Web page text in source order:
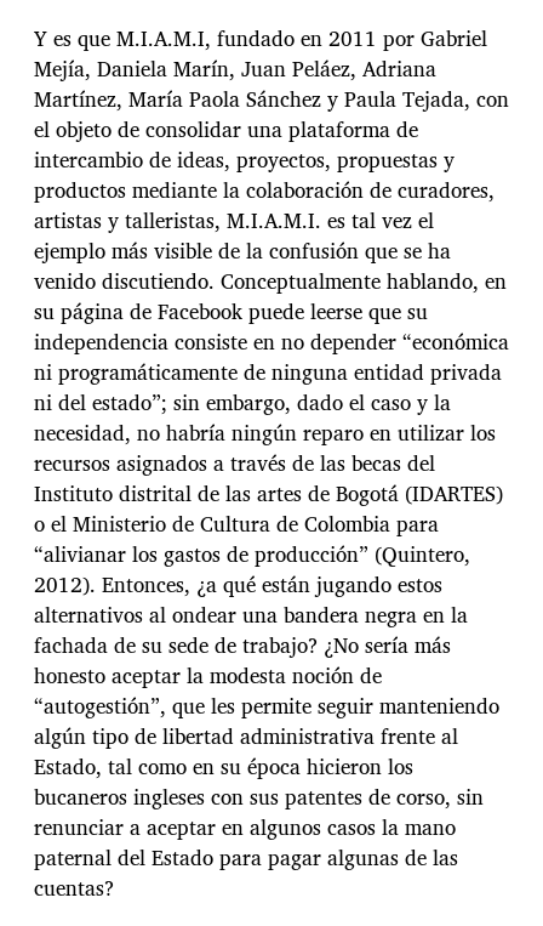
Y es que M.I.A.M.I, fundado en 2011 por Gabriel
Mejía, Daniela Marín, Juan Peláez, Adriana
Martínez, María Paola Sánchez y Paula Tejada, con
el objeto de consolidar una plataforma de
intercambio de ideas, proyectos, propuestas y
productos mediante la colaboración de curadores,
artistas y talleristas, M.I.A.M.I. es tal vez el
ejemplo más visible de la confusión que se ha
venido discutiendo. Conceptualmente hablando, en
su página de Facebook puede leerse que su
independencia consiste en no depender “económica
ni programáticamente de ninguna entidad privada
ni del estado”; sin embargo, dado el caso y la
necesidad, no habría ningún reparo en utilizar los
recursos asignados a través de las becas del
Instituto distrital de las artes de Bogotá (IDARTES)
o el Ministerio de Cultura de Colombia para
“alivianar los gastos de producción” (Quintero,
2012). Entonces, ¿a qué están jugando estos
alternativos al ondear una bandera negra en la
fachada de su sede de trabajo? ¿No sería más
honesto aceptar la modesta noción de
“autogestión”, que les permite seguir manteniendo
algún tipo de libertad administrativa frente al
Estado, tal como en su época hicieron los
bucaneros ingleses con sus patentes de corso, sin
renunciar a aceptar en algunos casos la mano
paternal del Estado para pagar algunas de las
cuentas?